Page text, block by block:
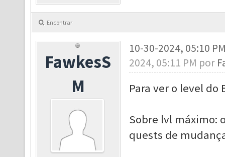
Encontrar
FawkesS
M
10-30-2024, 05:10
2024, 05:11 PM por
Para ver o level do
Sobre lvl máximo:
quests de